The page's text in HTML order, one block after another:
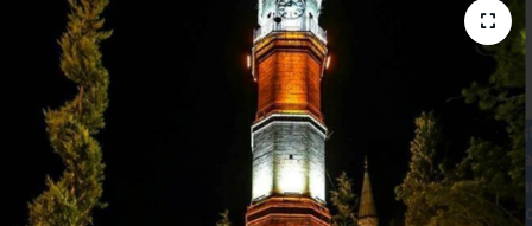
SİYASET
SOSYAL YARDIMLAR
SPONSORLU YAZI
SPOR